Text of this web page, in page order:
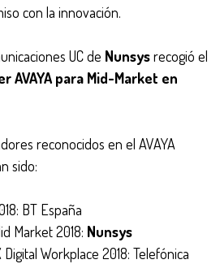
con la innovación.
UC de Nunsysrecogió el
AVAYA para Mid-Market en
reconocidos en el AVAYA
sido:
BT España
Market 2018: Nunsys
Workplace 2018: Telefónica